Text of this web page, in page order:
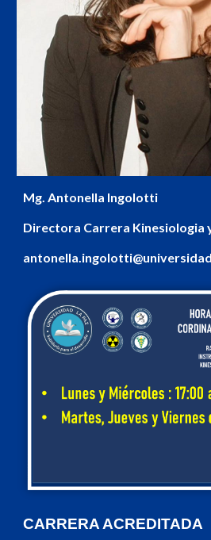
Mg.Antonella Ingolotti
Directora Carrera Kinesiologia
antonella.ingolotti
CARRERA ACREDITADA